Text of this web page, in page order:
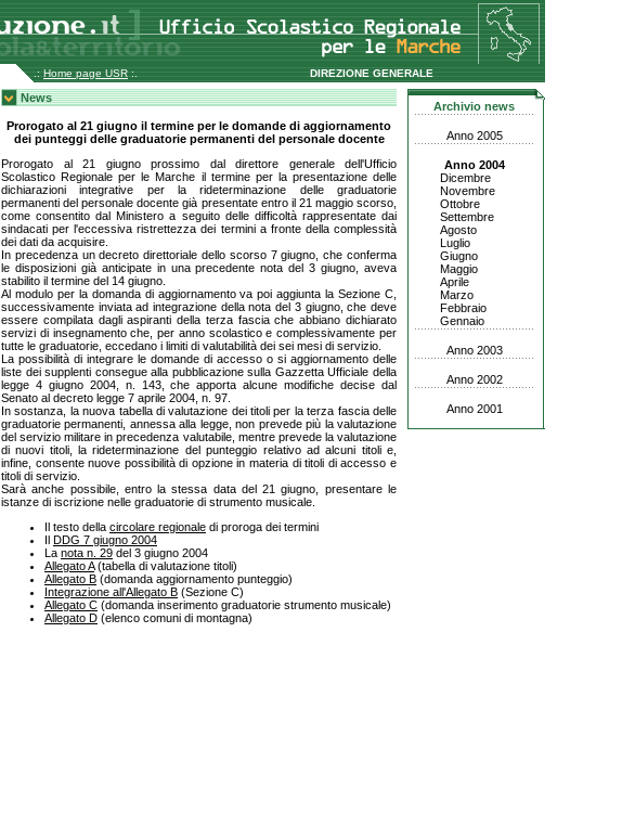
.: Home page USR :. DIREZIONE GENERALE
News
Prorogato al 21 giugno il termine per le domande di aggiornamento
dei punteggi delle graduatorie permanenti del personale docente
Prorogato al 21 giugno prossimo dal direttore generale dell'Ufficio
Scolastico Regionale per le Marche il termine per la presentazione delle
dichiarazioni integrative per la rideterminazione delle graduatorie
permanenti del personale docente già presentate entro il 21 maggio scorso,
come consentito dal Ministero a seguito delle difficoltà rappresentate dai
sindacati per l'eccessiva ristrettezza dei termini a fronte della complessità
dei dati da acquisire.
In precedenza un decreto direttoriale dello scorso 7 giugno, che conferma
le disposizioni già anticipate in una precedente nota del 3 giugno, aveva
stabilito il termine del 14 giugno.
Al modulo per la domanda di aggiornamento va poi aggiunta la Sezione C,
successivamente inviata ad integrazione della nota del 3 giugno, che deve
essere compilata dagli aspiranti della terza fascia che abbiano dichiarato
servizi di insegnamento che, per anno scolastico e complessivamente per
tutte le graduatorie, eccedano i limiti di valutabilità dei sei mesi di servizio.
La possibilità di integrare le domande di accesso o si aggiornamento delle
liste dei supplenti consegue alla pubblicazione sulla Gazzetta Ufficiale della
legge 4 giugno 2004, n. 143, che apporta alcune modifiche decise dal
Senato al decreto legge 7 aprile 2004, n. 97.
In sostanza, la nuova tabella di valutazione dei titoli per la terza fascia delle
graduatorie permanenti, annessa alla legge, non prevede più la valutazione
del servizio militare in precedenza valutabile, mentre prevede la valutazione
di nuovi titoli, la rideterminazione del punteggio relativo ad alcuni titoli e,
infine, consente nuove possibilità di opzione in materia di titoli di accesso e
titoli di servizio.
Sarà anche possibile, entro la stessa data del 21 giugno, presentare le
istanze di iscrizione nelle graduatorie di strumento musicale.
Il testo della circolare regionale di proroga dei termini
Il DDG 7 giugno 2004
La nota n. 29 del 3 giugno 2004
Allegato A(tabella di valutazione titoli)
Allegato B (domanda aggiornamento punteggio)
Integrazione all'Allegato B (Sezione C)
Allegato C (domanda inserimento graduatorie strumento musicale)
Allegato D (elenco comuni di montagna)
Archivio news
Anno 2005
Anno 2004
Dicembre
Novembre
Ottobre
Settembre
Agosto
Luglio
Giugno
Maggio
Aprile
Marzo
Febbraio
Gennaio
Anno 2003
Anno 2002
Anno 2001